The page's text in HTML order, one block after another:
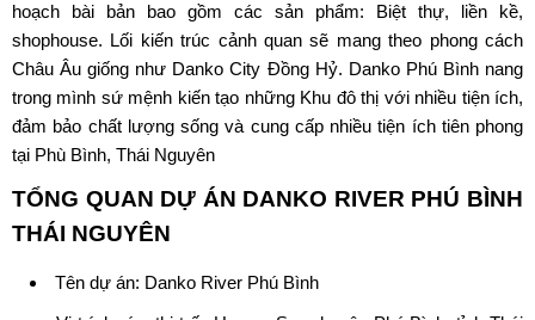
hoạch bài bản bao gồm các sản phẩm: Biệt thự, liền kề,
shophouse. Lối kiến trúc cảnh quan sẽ mang theo phong cách
Châu Âu giống như Danko City Đồng Hỷ. Danko Phú Bình nang
trong mình sứ mệnh kiến tạo những Khu đô thị với nhiều tiện ích,
đảm bảo chất lượng sống và cung cấp nhiều tiện ích tiên phong
tại Phù Bình, Thái Nguyên
TỔNG QUAN DỰ ÁN DANKO RIVER PHÚ BÌNH
THÁI NGUYÊN
Tên dự án: Danko River Phú Bình